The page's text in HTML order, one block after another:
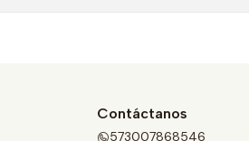
Contáctanos
573007868546